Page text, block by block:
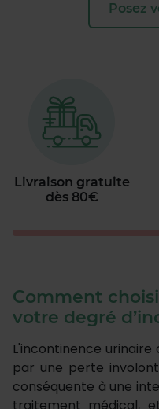
Posez
Livraison gratuite
dès 80€
Comment
votre degré
L'incontinence
par une perte
conséquente à une